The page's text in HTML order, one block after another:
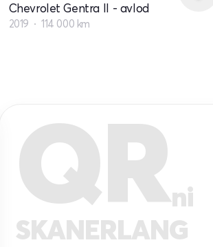
Chevrolet Gentra II - avlod
2019 114 000 km
QRni
SKANERLANG